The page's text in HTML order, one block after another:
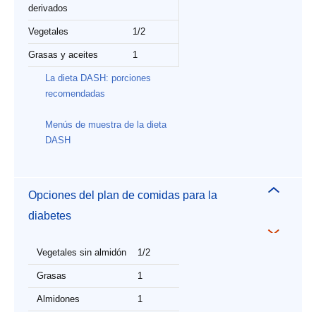
derivados
Vegetales 1/2
Grasas y aceites 1
La dieta DASH: porciones
recomendadas
Menús de muestra de la dieta
DASH
Opciones del plan de comidas para la
diabetes
Vegetales sin almidón 1/2
Grasas 1
Almidones 1